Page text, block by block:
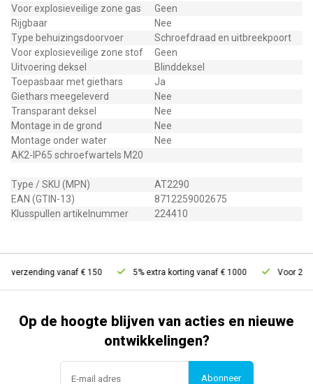
Voor explosieveilige zone gas
Geen
Rijgbaar
Nee
Type behuizingsdoorvoer
Schroefdraad en uitbreekpoort
Voor explosieveilige zone stof
Geen
Uitvoering deksel
Blinddeksel
Toepasbaar met giethars
Ja
Giethars meegeleverd
Nee
Transparant deksel
Nee
Montage in de grond
Nee
Montage onder water
Nee
AK2-IP65 schroefwartels M20
Type / SKU (MPN)
AT2290
EAN (GTIN-13)
8712259002675
Klusspullen artikelnummer
224410
verzending vanaf € 150 5% extra korting vanaf € 1000 Voor 21u
Op de hoogte blijven van acties en nieuwe
ontwikkelingen?
Abonneer